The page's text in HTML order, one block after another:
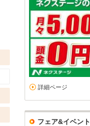
詳細ページ
フェア&イベント